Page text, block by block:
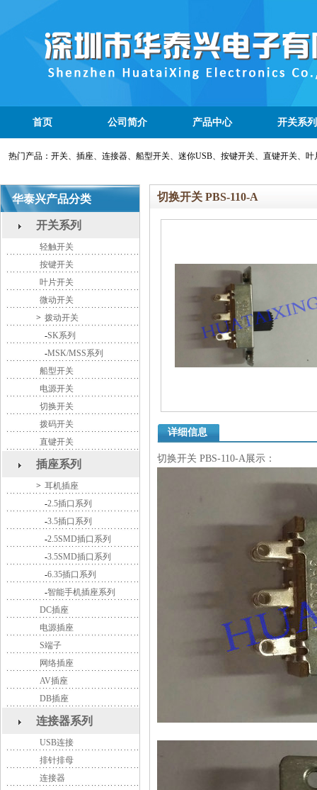
首页 公司简介 产品中心 开关系列
热门产品：开关、插座、连接器、船型开关、迷你USB、按键开关、直键开关、
华泰兴产品分类
开关系列
轻触开关
按键开关
叶片开关
微动开关
> 拨动开关
-SK系列
-MSK/MSS系列
船型开关
电源开关
切换开关
拨码开关
直键开关
插座系列
> 耳机插座
-2.5插口系列
-3.5插口系列
-2.5SMD插口系列
-3.5SMD插口系列
-6.35插口系列
-智能手机插座系列
DC插座
电源插座
S端子
网络插座
AV插座
DB插座
连接器系列
USB连接
排针排母
连接器
切换开关 PBS-110-A
详细信息
切换开关 PBS-110-A展示：